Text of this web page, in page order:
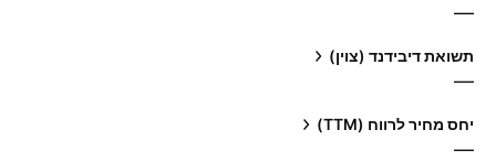
—
תשואת דיבידנד (צוין)
—
יחס מחיר לרווח (TTM)
—